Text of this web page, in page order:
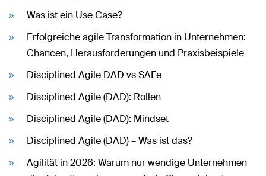
Was ist ein Use Case?
Erfolgreiche agile Transformation in Unternehmen:
Chancen, Herausforderungen und Praxisbeispiele
Disciplined Agile DAD vs SAFe
Disciplined Agile (DAD): Rollen
Disciplined Agile (DAD): Mindset
Disciplined Agile (DAD) – Was ist das?
Agilität in 2026: Warum nur wendige Unternehmen